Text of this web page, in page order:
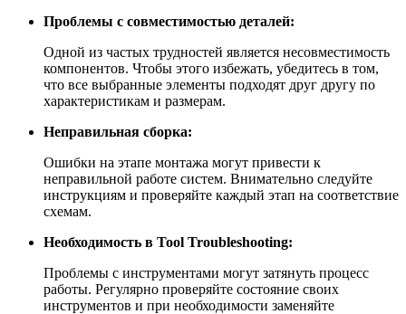
Проблемы с совместимостью деталей:
Одной из частых трудностей является несовместимость
компонентов. Чтобы этого избежать, убедитесь в том,
что все выбранные элементы подходят друг другу по
характеристикам и размерам.
Неправильная сборка:
Ошибки на этапе монтажа могут привести к
неправильной работе систем. Внимательно следуйте
инструкциям и проверяйте каждый этап на соответствие
схемам.
Необходимость в Tool Troubleshooting:
Проблемы с инструментами могут затянуть процесс
работы. Регулярно проверяйте состояние своих
инструментов и при необходимости заменяйте